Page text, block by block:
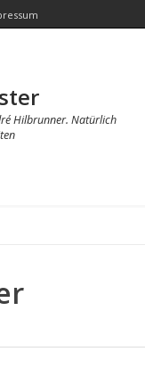
Hilbrunner. Natürlich